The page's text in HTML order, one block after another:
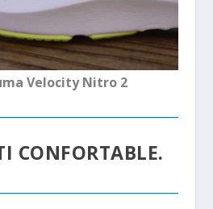
Velocity Nitro 2
CONFORTABLE.